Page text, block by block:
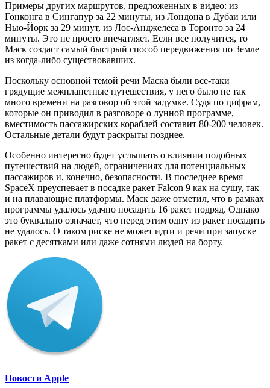
Примеры других маршрутов, предложенных в видео: из
Гонконга в Сингапур за 22 минуты, из Лондона в Дубаи или
Нью-Йорк за 29 минут, из Лос-Анджелеса в Торонто за 24
минуты. Это не просто впечатляет. Если все получится, то
Маск создаст самый быстрый способ передвижения по Земле
из когда-либо существовавших.
Поскольку основной темой речи Маска были все-таки
грядущие межпланетные путешествия, у него было не так
много времени на разговор об этой задумке. Судя по цифрам,
которые он приводил в разговоре о лунной программе,
вместимость пассажирских кораблей составит 80-200 человек.
Остальные детали будут раскрыты позднее.
Особенно интересно будет услышать о влиянии подобных
путешествий на людей, ограничениях для потенциальных
пассажиров и, конечно, безопасности. В последнее время
SpaceX преуспевает в посадке ракет Falcon 9 как на сушу, так
и на плавающие платформы. Маск даже отметил, что в рамках
программы удалось удачно посадить 16 ракет подряд. Однако
это буквально означает, что перед этим одну из ракет посадить
не удалось. О таком риске не может идти и речи при запуске
ракет с десятками или даже сотнями людей на борту.
Новости Apple